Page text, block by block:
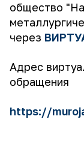
общество
через
Адрес
обращения
https://